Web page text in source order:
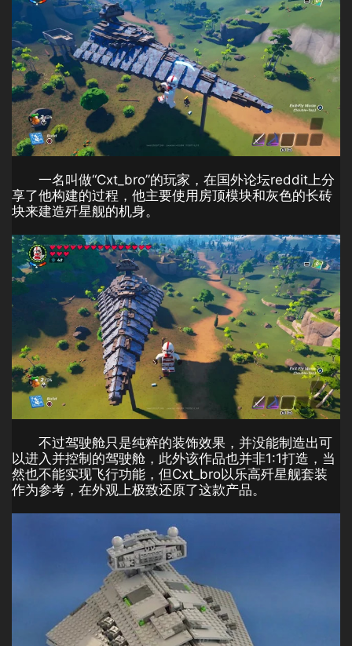
一名叫做“Cxt_bro”的玩家，在国外论坛reddit上分
享了他构建的过程，他主要使用房顶模块和灰色的长砖
块来建造歼星舰的机身。
不过驾驶舱只是纯粹的装饰效果，并没能制造出可
以进入并控制的驾驶舱，此外该作品也并非1:1打造，当
然也不能实现飞行功能，但Cxt_bro以乐高歼星舰套装
作为参考，在外观上极致还原了这款产品。